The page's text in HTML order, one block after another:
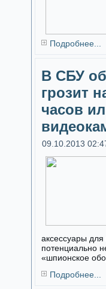
Подробнее...
В СБУ
грозит
часов
09.10.2013
аксессуары
потенциально
«шпионское
Подробнее...